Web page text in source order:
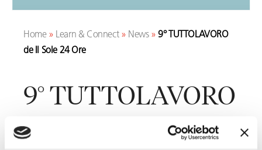
Home» Learn & Connect» News»9° TUTTOLAVORO
de Il Sole 24 Ore
9° TUTTOLAVORO
de Il Sole 24 Ore